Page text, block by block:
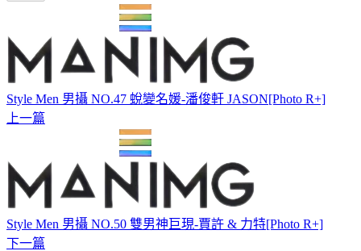
Style Men 男攝 NO.47 蛻變名媛-潘俊軒 JASON[Photo R+]
上一篇
Style Men 男攝 NO.50 雙男神巨現-賈許 & 力特[Photo R+]
下一篇